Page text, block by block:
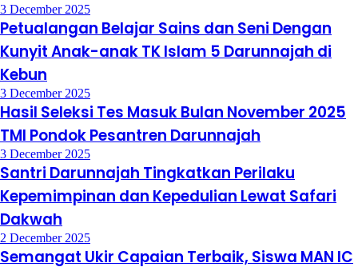
3 December 2025
Petualangan Belajar Sains dan Seni Dengan
Kunyit Anak-anak TK Islam 5 Darunnajah di
Kebun
3 December 2025
Hasil Seleksi Tes Masuk Bulan November 2025
TMI Pondok Pesantren Darunnajah
3 December 2025
Santri Darunnajah Tingkatkan Perilaku
Kepemimpinan dan Kepedulian Lewat Safari
Dakwah
2 December 2025
Semangat Ukir Capaian Terbaik, Siswa MAN IC